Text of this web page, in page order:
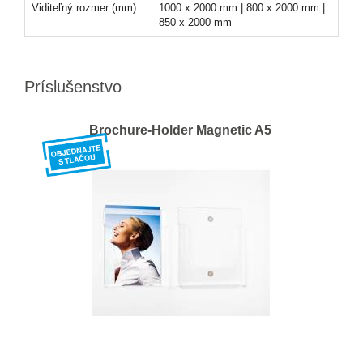
Viditeľný rozmer (mm)
1000 x 2000 mm | 800 x 2000 mm |
850 x 2000 mm
Príslušenstvo
Brochure-Holder Magnetic A5